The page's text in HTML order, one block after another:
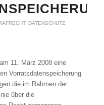
, DATENSCHUTZ,
11. März 2008 eine
Vorratsdatenspeicherung
die im Rahmen der
über die